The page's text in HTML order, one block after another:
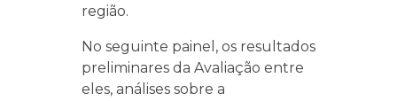
região.
No seguinte painel, os resultados
preliminares da Avaliação entre
eles, análises sobre a